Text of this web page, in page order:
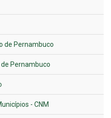
de Pernambuco
Pernambuco
- CNM